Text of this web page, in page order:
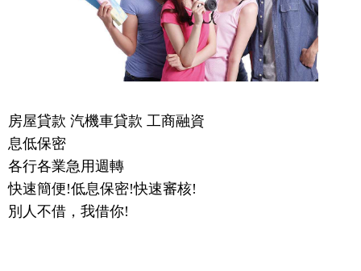
房屋貸款 汽機車貸款 工商融資
息低保密
各行各業急用週轉
快速簡便!低息保密!快速審核!
別人不借，我借你!